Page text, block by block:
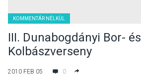
KOMMENTÁR NÉLKÜL
III. Dunabogdányi Bor- és
Kolbászverseny
2010 FEB 05 0